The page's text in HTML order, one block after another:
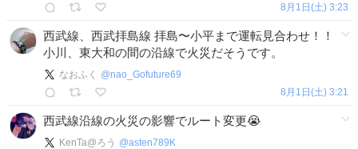
8月1日(土) 3:23
西武線、西武拝島線 拝島〜小平まで運転見合わせ！！
小川、東大和の間の沿線で火災だそうです。
なおふく @nao_Gofuture69
8月1日(土) 3:21
西武線沿線の火災の影響でルート変更😭
KenTa@ろう @asten789K